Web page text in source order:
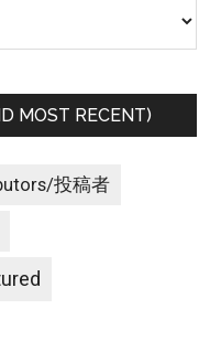
MOST RECENT)
投稿者